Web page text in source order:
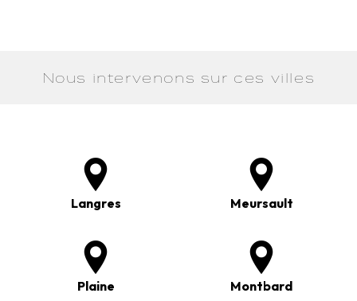
Nous intervenons sur ces villes
Langres Meursault
Plaine Montbard